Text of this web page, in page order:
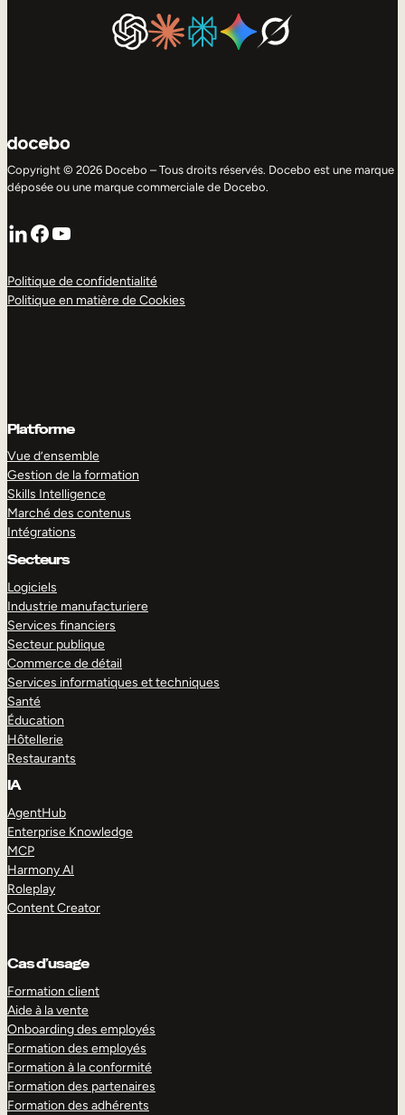
Copyright © 2026 Docebo – Tous droits réservés. Docebo est une marque
déposée ou une marque commerciale de Docebo.
LinkedIn
Facebook
YouTube
Politique de confidentialité
Politique en matière de Cookies
Platforme
Vue d’ensemble
Gestion de la formation
Skills Intelligence
Marché des contenus
Intégrations
Secteurs
Logiciels
Industrie manufacturiere
Services financiers
Secteur publique
Commerce de détail
Services informatiques et techniques
Santé
Éducation
Hôtellerie
Restaurants
IA
AgentHub
Enterprise Knowledge
MCP
Harmony AI
Roleplay
Content Creator
Cas d’usage
Formation client
Aide à la vente
Onboarding des employés
Formation des employés
Formation à la conformité
Formation des partenaires
Formation des adhérents